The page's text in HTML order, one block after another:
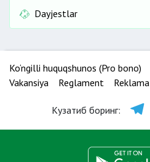
Dayjestlar
Ko‘ngilli huquqshunos (Pro bono)
Vakansiya
Reglament Reklama
Кузатиб боринг: